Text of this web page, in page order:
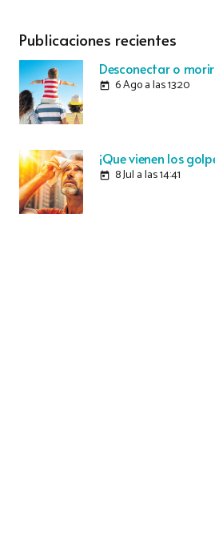
Publicaciones recientes
Desconectar o
today 6 Ago a las 13:20
¡Que vienen los
today 8 Jul a las 14:41